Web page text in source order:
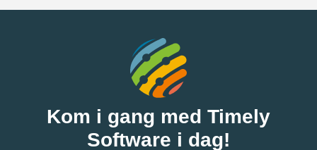
Kom i gang med Timely
Software i dag!